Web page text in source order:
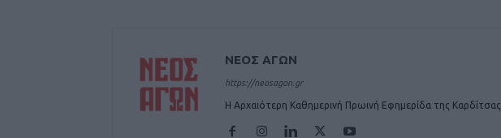
ΝΕΟΣ ΑΓΩΝ
https://neosagon.gr
Η Αρχαιότερη Καθημερινή Πρωινή Εφημερίδα της Καρδίτσας